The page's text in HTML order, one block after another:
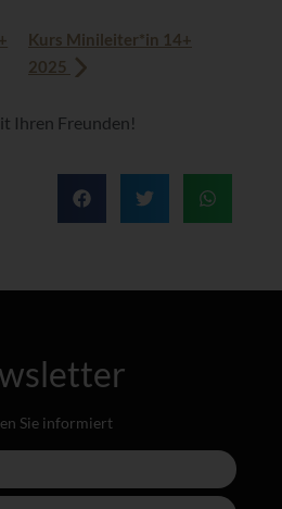
Kurs Minileiter*in 14+
2025
Ihren Freunden!
Sie informiert